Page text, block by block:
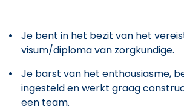
Je bent in het bezit van het
visum/diploma van zorgkundige.
Je barst van het enthousiasme,
ingesteld en werkt graag
een team.